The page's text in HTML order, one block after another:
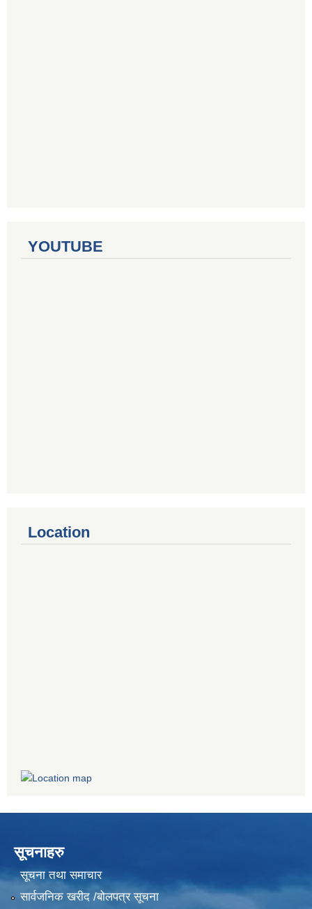
YOUTUBE
Location
सूचनाहरु
सूचना तथा समाचार
सार्वजनिक खरीद /बोलपत्र सूचना